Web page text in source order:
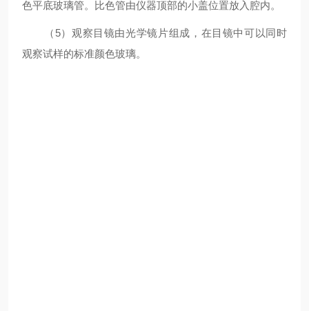
色平底玻璃管。比色管由仪器顶部的小盖位置放入腔内。
（5） 观察目镜由光学镜片组成，在目镜中可以同时
观察试样的标准颜色玻璃。